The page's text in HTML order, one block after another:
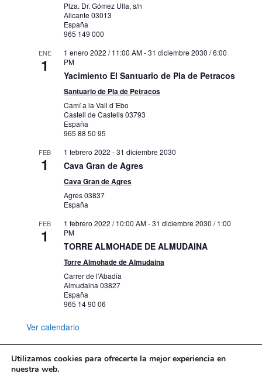
Plza. Dr. Gómez Ulla, s/n
Alicante 03013
España
965 149 000
ENE
1
1 enero 2022 / 11:00 AM-31 diciembre 2030 / 6:00
PM
Yacimiento El Santuario de Pla de Petracos
Santuario de Pla de Petracos
Camí a la Vall d´Ebo
Castell de Castells03793
España
965 88 50 95
FEB
1
1 febrero 2022 -31 diciembre 2030
Cava Gran de Agres
Cava Gran de Agres
Agres03837
España
FEB
1
1 febrero 2022 / 10:00 AM-31 diciembre 2030 / 1:00
PM
TORRE ALMOHADE DE ALMUDAINA
Torre Almohade de Almudaina
Carrer de l'Abadia
Almudaina 03827
España
965 14 90 06
Ver calendario
Utilizamos cookies para ofrecerte la mejor experiencia en
nuestra web.